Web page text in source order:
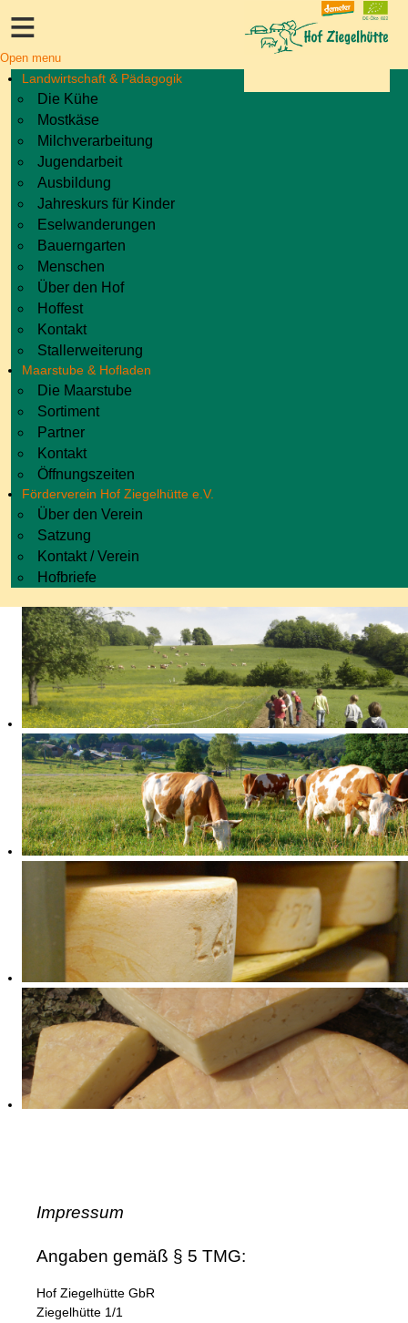
≡
Open menu
Landwirtschaft & Pädagogik
Die Kühe
Mostkäse
Milchverarbeitung
Jugendarbeit
Ausbildung
Jahreskurs für Kinder
Eselwanderungen
Bauerngarten
Menschen
Über den Hof
Hoffest
Kontakt
Stallerweiterung
Maarstube & Hofladen
Die Maarstube
Sortiment
Partner
Kontakt
Öffnungszeiten
Förderverein Hof Ziegelhütte e.V.
Über den Verein
Satzung
Kontakt / Verein
Hofbriefe
Impressum
Angaben gemäß § 5 TMG:
Hof Ziegelhütte GbR
Ziegelhütte 1/1